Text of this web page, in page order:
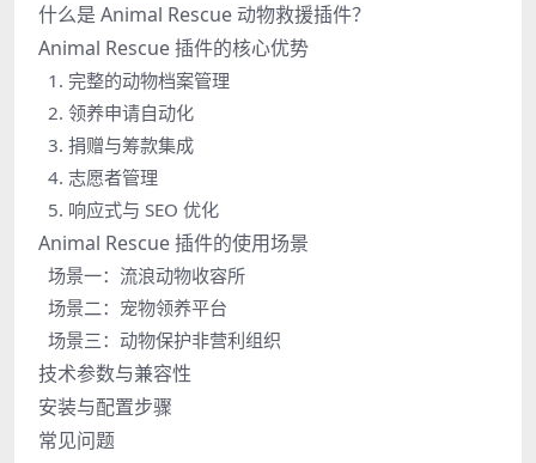
什么是 Animal Rescue 动物救援插件？
Animal Rescue 插件的核心优势
1. 完整的动物档案管理
2. 领养申请自动化
3. 捐赠与筹款集成
4. 志愿者管理
5. 响应式与 SEO 优化
Animal Rescue 插件的使用场景
场景一：流浪动物收容所
场景二：宠物领养平台
场景三：动物保护非营利组织
技术参数与兼容性
安装与配置步骤
常见问题